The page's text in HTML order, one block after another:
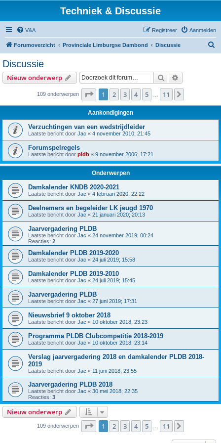
Techniek & Discussie
V&A Aanmelden
Registreer
Forumoverzicht Provinciale Limburgse Dambond Discussie
Discussie
Nieuw onderwerp Zoek
109 onderwerpen Pagina van 11
1 2 3 4 5 11
Aankondigingen
Verzuchtingen van een wedstrijdleider
Laatste bericht door Jac « 4 november 2010; 21:45
Forumspelregels
Laatste bericht door pldb « 9 november 2006; 17:21
Onderwerpen
Damkalender KNDB 2020-2021
Laatste bericht door Jac « 4 februari 2020; 22:22
Deelnemers en begeleider LK jeugd 1970
Laatste bericht door Jac « 21 januari 2020; 20:13
Jaarvergadering PLDB
Laatste bericht door Jac « 24 november 2019; 00:24
Reacties: 2
Damkalender PLDB 2019-2020
Laatste bericht door Jac « 24 juli 2019; 15:58
Damkalender PLDB 2019-2010
Laatste bericht door Jac « 24 juli 2019; 15:45
Jaarvergadering PLDB
Laatste bericht door Jac « 27 juni 2019; 17:31
Nieuwsbrief 9 oktober 2018
Laatste bericht door Jac « 10 oktober 2018; 23:23
Programma PLDB Clubcompetitie 2018-2019
Laatste bericht door Jac « 10 oktober 2018; 23:14
Verslag jaarvergadering 2018 en damkalender PLDB 2018-
2019
Laatste bericht door Jac « 11 juni 2018; 23:55
Jaarvergadering PLDB 2018
Laatste bericht door Jac « 30 mei 2018; 22:35
Reacties: 3
Nieuw onderwerp
109 onderwerpen Pagina van 11
1 2 3 4 5 11